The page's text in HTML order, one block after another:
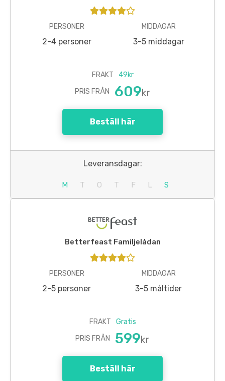
PERSONER
2-4 personer
MIDDAGAR
3-5 middagar
PRIS FRÅN 609kr
FRAKT 49kr
Beställ här
Leveransdagar:
M T O T F L S
Betterfeast Familjelådan
PERSONER
2-5 personer
MIDDAGAR
3-5 måltider
PRIS FRÅN 599kr
FRAKT Gratis
Beställ här